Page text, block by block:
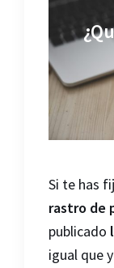
Si te has
rastro de
publicado
igual que